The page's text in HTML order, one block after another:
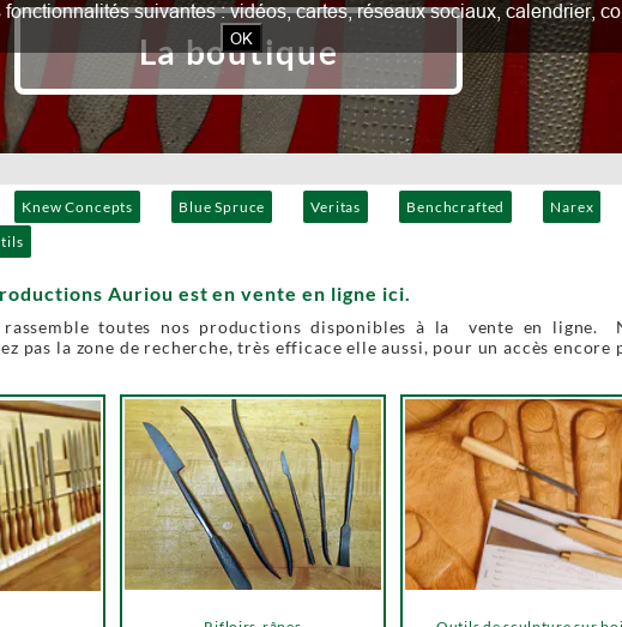
Knew Concepts Blue Spruce Veritas Benchcrafted Narex
La boutique
Auriou est en vente en ligne ici.
rassemble toutes nos productions disponibles à la vente en ligne.
pas la zone de recherche, très efficace elle aussi, pour un accès encore
suivantes : vidéos, cartes, réseaux sociaux, calendrier,
OK